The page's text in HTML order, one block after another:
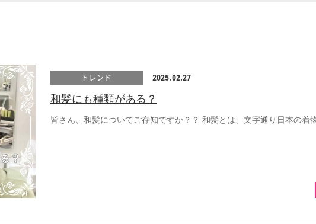
トレンド 2025.02.27
和髪にも種類がある？
皆さん、和髪についてご存知ですか？？ 和髪とは、文字通り日本の着